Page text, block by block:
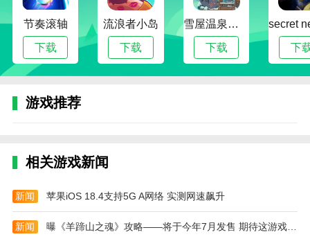
色，调整服装图案细节，细致打磨角色。
4、社交共享功能:将设计好的角色保存为图片或视
频，共享到游戏社区，获得其他玩家的点赞评论。
加查星云中文正版攻略
1、进入游戏后，点击屏幕下方的“Shop”按钮，进
始自定义角色的外观。
为角色更换不同的服装。
本站为您提供加查星云 中文正版的 手机游戏 ，欢
节奏滚轴
下载
流浪者小岛
下载
雪屋温泉旅馆下载官方版正版
下载 下
游戏推荐
相关游戏新闻
新闻 苹果iOS 18.4支持5G A网络 实测网速飙升
新闻 曝《羊蹄山之魂》攻略——将于今年7月发售 期待这游戏吗？